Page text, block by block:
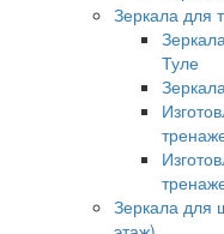
Зеркала для
Туле
Зеркала для